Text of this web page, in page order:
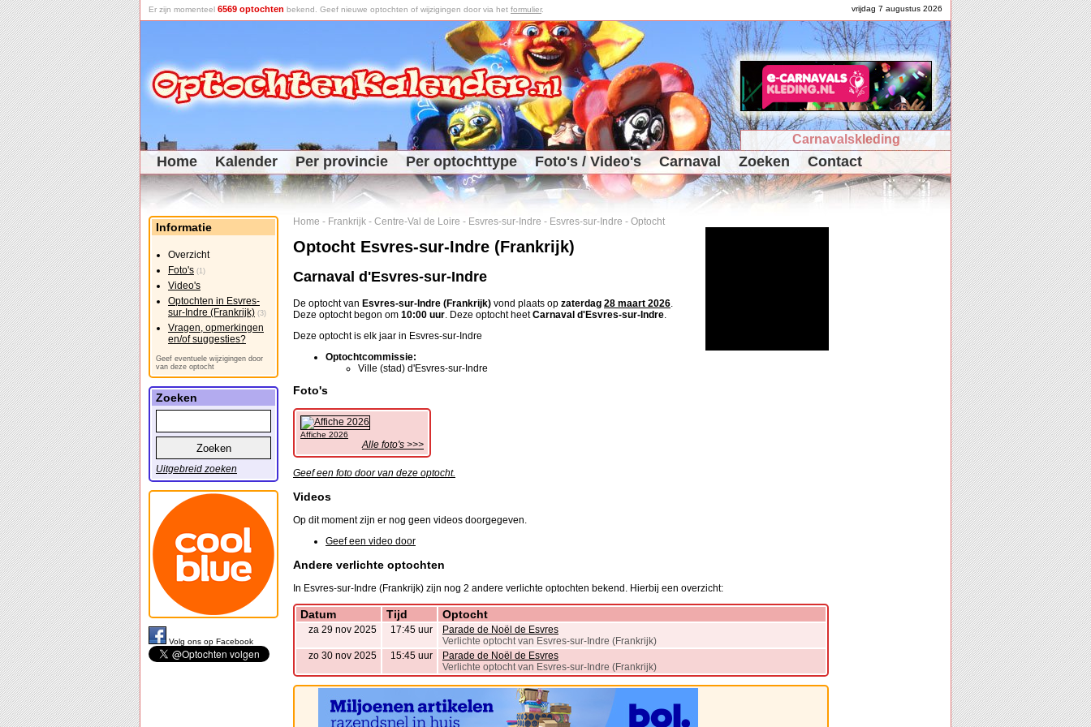
vrijdag 7 augustus 2026
Er zijn momenteel 6569 optochten bekend. Geef nieuwe optochten of wijzigingen door via het formulier.
Carnavalskleding
Home Kalender Per provincie Per optochttype Foto's / Video's Carnaval Zoeken Contact
Home - Frankrijk - Centre-Val de Loire - Esvres-sur-Indre - Esvres-sur-Indre - Optocht
Optocht Esvres-sur-Indre (Frankrijk)
Carnaval d'Esvres-sur-Indre
De optocht van Esvres-sur-Indre (Frankrijk) vond plaats op zaterdag 28 maart 2026.
Deze optocht begon om 10:00 uur. Deze optocht heetCarnaval d'Esvres-sur-Indre.
Deze optocht is elk jaar in Esvres-sur-Indre
Optochtcommissie:
Ville (stad) d'Esvres-sur-Indre
Foto's
Affiche 2026
Alle foto's >>>
Geef een foto door van deze optocht.
Videos
Op dit moment zijn er nog geen videos doorgegeven.
Geef een video door
Andere verlichte optochten
In Esvres-sur-Indre (Frankrijk) zijn nog 2 andere verlichte optochten bekend. Hierbij een overzicht:
Datum Tijd Optocht
za 29 nov 2025 17:45 uur
Parade de Noël de Esvres
Verlichte optocht van Esvres-sur-Indre (Frankrijk)
zo 30 nov 2025
15:45 uur
Parade de Noël de Esvres
Verlichte optocht van Esvres-sur-Indre (Frankrijk)
Informatie
Overzicht
Foto's (1)
Video's
Optochten in Esvres-
sur-Indre (Frankrijk) (3)
Vragen, opmerkingen
en/of suggesties?
Geef eventuele wijzigingen door
van deze optocht
Zoeken
Uitgebreid zoeken
Volg ons op Facebook